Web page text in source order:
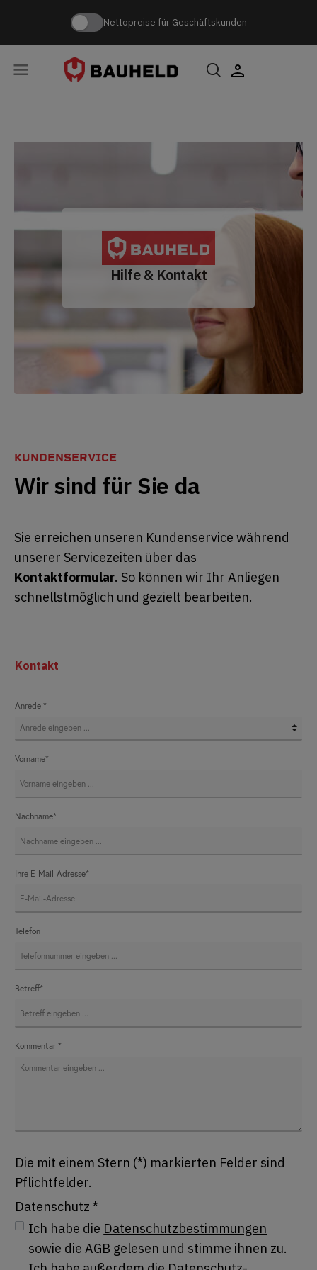
Nettopreise für Geschäftskunden
Hilfe & Kontakt
KUNDENSERVICE
Wir sind für Sie da
Sie erreichen unseren Kundenservice während
unserer Servicezeiten über das
Kontaktformular. So können wir Ihr Anliegen
schnellstmöglich und gezielt bearbeiten.
Kontakt
Anrede *
Vorname*
Nachname*
Ihre E-Mail-Adresse*
Telefon
Betreff*
Kommentar *
Die mit einem Stern (*) markierten Felder sind
Pflichtfelder.
Datenschutz *
Ich habe die Datenschutzbestimmungen
sowie dieAGB gelesen und stimme ihnen zu.